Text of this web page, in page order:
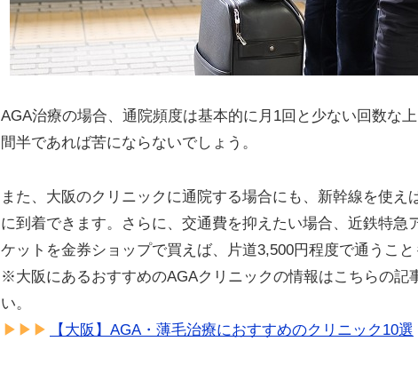
AGA治療の場合、通院頻度は基本的に月1回と少ない回数な
間半であれば苦にならないでしょう。
また、大阪のクリニックに通院する場合にも、新幹線を使え
に到着できます。さらに、交通費を抑えたい場合、近鉄特急
ケットを金券ショップで買えば、片道3,500円程度で通うこ
※大阪にあるおすすめのAGAクリニックの情報はこちらの記
い。
【大阪】AGA・薄毛治療におすすめのクリニック10選